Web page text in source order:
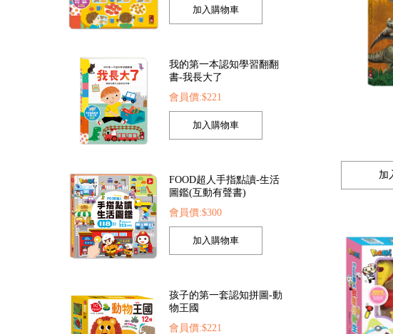
我的第一本認知學習翻翻
書-我長大了
會員價:$221
FOOD超人手指點讀-生活
圖鑑(互動有聲書)
會員價:$300
孩子的第一套認知拼圖-動
物王國
會員價:$221